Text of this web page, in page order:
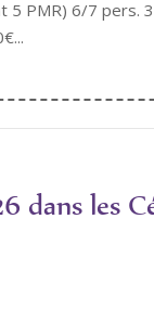
5 PMR) 6/7 pers.
dans les